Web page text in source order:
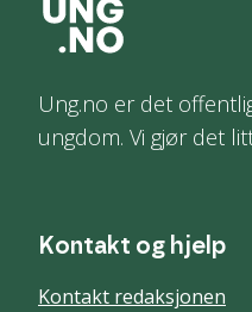
Ung.no er det
ungdom. Vi gjør det
Kontakt og hjelp
Kontakt redaksjonen